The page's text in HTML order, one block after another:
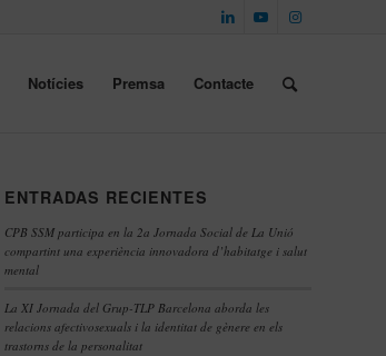
Notícies Premsa Contacte
ENTRADAS RECIENTES
CPB SSM participa en la 2a Jornada Social de La Unió
compartint una experiència innovadora d’habitatge i salut
mental
La XI Jornada del Grup-TLP Barcelona aborda les
relacions afectivosexuals i la identitat de gènere en els
trastorns de la personalitat